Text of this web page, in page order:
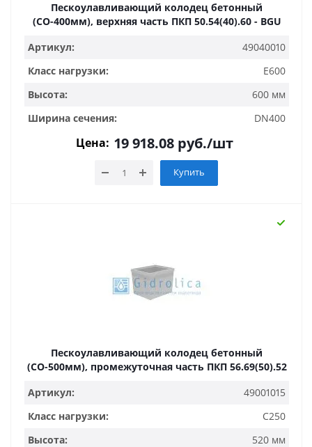
Пескоулавливающий колодец бетонный
(СО-400мм), верхняя часть ПКП 50.54(40).60 - BGU
Артикул:
49040010
Класс нагрузки:
E600
Высота:
600 мм
Ширина сечения:
DN400
Цена: 19 918.08руб./шт
Купить
Пескоулавливающий колодец бетонный
(СО-500мм), промежуточная часть ПКП 56.69(50).52
Артикул:
49001015
Класс нагрузки:
C250
Высота:
520 мм